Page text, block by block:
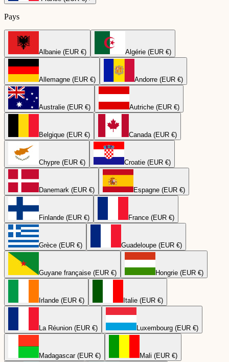
Pays
Albanie (EUR €) Algérie (EUR €)
Allemagne (EUR €) Andorre (EUR €)
Australie (EUR €) Autriche (EUR €)
Belgique (EUR €) Canada (EUR €)
Chypre (EUR €) Croatie (EUR €)
Danemark (EUR €) Espagne (EUR €)
Finlande (EUR €) France (EUR €)
Grèce (EUR €) Guadeloupe (EUR €)
Guyane française (EUR €) Hongrie (EUR €)
Irlande (EUR €) Italie (EUR €)
La Réunion (EUR €) Luxembourg (EUR €)
Madagascar (EUR €) Mali (EUR €)